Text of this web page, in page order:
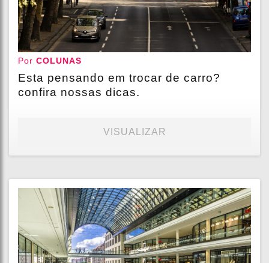
Por COLUNAS
Esta pensando em trocar de carro?
confira nossas dicas.
VISUALIZAR